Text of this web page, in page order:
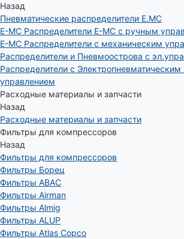
Назад
Пневматические распределители E.MC
E-MC Распределители E-MC с ручным
E-MC Распределители с механическим
Распределители и Пневмоострова с
Распределители с
управлением
Расходные материалы и запчасти
Назад
Расходные материалы и запчасти
Фильтры для компрессоров
Назад
Фильтры для компрессоров
Фильтры Борец
Фильтры ABAC
Фильтры Airman
Фильтры Almig
Фильтры ALUP
Фильтры Atlas Copco